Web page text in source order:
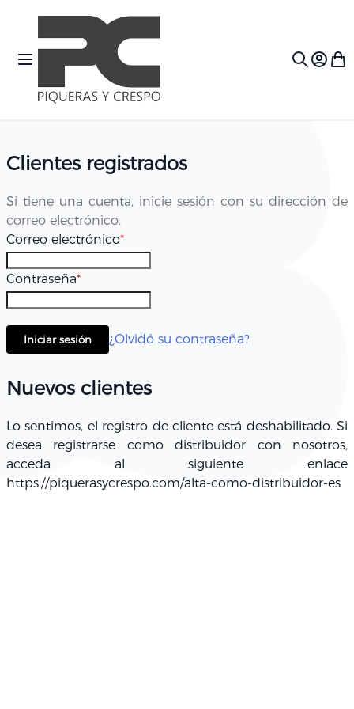
Toggle Nav Mi
Clientes registrados
Si tiene una cuenta, inicie sesión con su dirección de
correo electrónico.
Correo electrónico
Contraseña
Iniciar sesión ¿Olvidó su contraseña?
Nuevos clientes
Lo sentimos, el registro de cliente está deshabilitado. Si
desea registrarse como distribuidor con nosotros,
acceda al siguiente enlace
https://piquerasycrespo.com/alta-como-distribuidor-es